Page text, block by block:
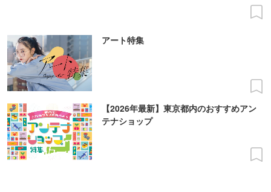
アート特集
【2026年最新】東京都内のおすすめアン
テナショップ